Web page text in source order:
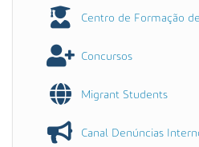
Centro de Formação
Concursos
Migrant Students
Canal Denúncias